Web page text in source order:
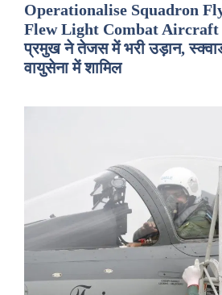
Operationalise Squadron
Flew Light Combat Aircraft
प्रमुख ने तेजस में भरी उड़ान,
वायुसेना में शामिल